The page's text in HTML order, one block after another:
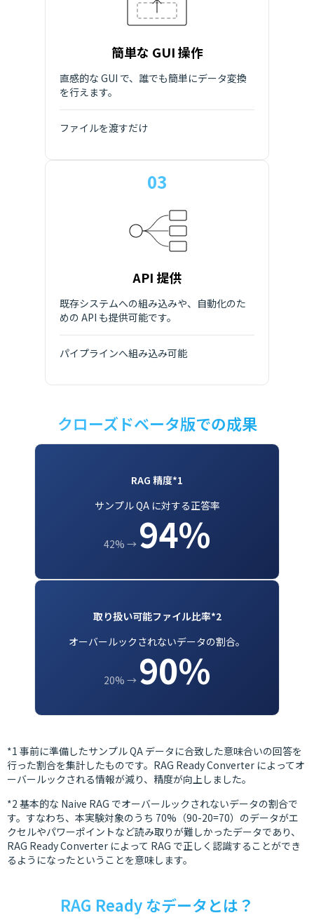
簡単な GUI 操作
直感的な GUI で、誰でも簡単にデータ変換
を行えます。
ファイルを渡すだけ
03
API 提供
既存システムへの組み込みや、自動化のた
めの API も提供可能です。
パイプラインへ組み込み可能
クローズドベータ版での成果
RAG 精度*1
サンプル QA に対する正答率
42% → 94%
取り扱い可能ファイル比率*2
オーバールックされないデータの割合。
20% → 90%
*1 事前に準備したサンプル QA データに合致した意味合いの回答を
行った割合を集計したものです。RAG Ready Converter によってオ
ーバールックされる情報が減り、精度が向上しました。
*2 基本的な Naive RAG でオーバールックされないデータの割合で
す。すなわち、本実験対象のうち 70%（90-20=70）のデータがエ
クセルやパワーポイントなど読み取りが難しかったデータであり、
RAG Ready Converter によって RAG で正しく認識することができ
るようになったということを意味します。
RAG Ready なデータとは？